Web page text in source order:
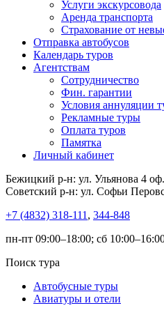
Услуги экскурсовода
Аренда транспорта
Страхование от
Отправка автобусов
Календарь туров
Агентствам
Сотрудничество
Фин. гарантии
Условия аннуляции
Рекламные туры
Оплата туров
Памятка
Личный кабинет
Бежицкий р-н: ул. Ульянова 4
Советский р-н: ул. Софьи
+7 (4832) 318-111 , 344-848
пн-пт 09:00–18:00; сб
Поиск тура
Автобусные туры
Авиатуры и отели